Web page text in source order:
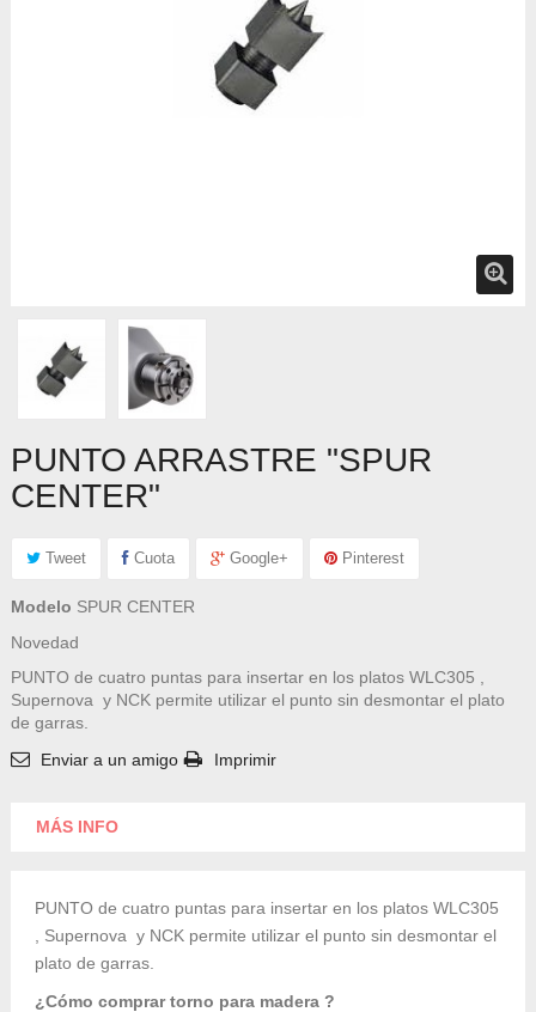
PUNTO ARRASTRE "SPUR
CENTER"
Tweet Cuota Google+ Pinterest
Modelo SPUR CENTER
Novedad
PUNTO de cuatro puntas para insertar en los platos WLC305 ,
Supernova y NCK permite utilizar el punto sin desmontar el plato
de garras.
Enviar a un amigo
Imprimir
MÁS INFO
PUNTO de cuatro puntas para insertar en los platos WLC305
, Supernova y NCK permite utilizar el punto sin desmontar el
plato de garras.
¿Cómo comprar torno para madera ?